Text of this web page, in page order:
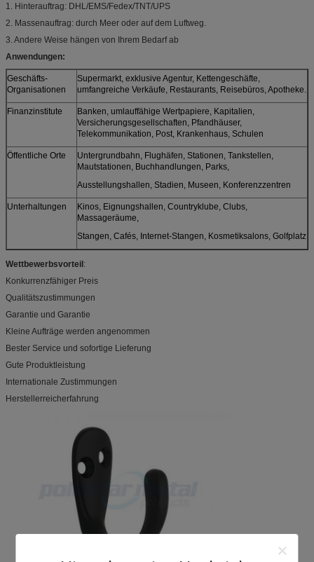
1. Hinterauftrag: DHL/EMS/Fedex/TNT/UPS
2. Massenauftrag: durch Meer oder auf dem Luftweg.
3. Andere Weise hängen von Ihrem Bedarf ab
Anwendungen:
Geschäfts-
Organisationen
Supermarkt, exklusive Agentur, Kettengeschäfte,
umfangreiche Verkäufe, Restaurants, Reisebüros, Apotheke.
Finanzinstitute
Banken, umlauffähige Wertpapiere, Kapitalien,
Versicherungsgesellschaften, Pfandhäuser,
Telekommunikation, Post, Krankenhaus, Schulen
Öffentliche Orte
Untergrundbahn, Flughäfen, Stationen, Tankstellen,
Mautstationen, Buchhandlungen, Parks,
Ausstellungshallen, Stadien, Museen, Konferenzzentren
Unterhaltungen
Kinos, Eignungshallen, Countryklube, Clubs,
Massageräume,
Stangen, Cafés, Internet-Stangen, Kosmetiksalons, Golfplatz
Wettbewerbsvorteil:
Konkurrenzfähiger Preis
Qualitätszustimmungen
Garantie und Garantie
Kleine Aufträge werden angenommen
Bester Service und sofortige Lieferung
Gute Produktleistung
Internationale Zustimmungen
Herstellerreicherfahrung